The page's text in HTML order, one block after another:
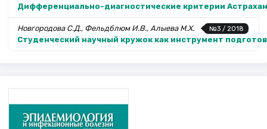
Дифференциально-диагностические критерии
№3 / 2018
Новгородова С.Д., Фельдблюм И.В., Алыева М.Х.
Студенческий научный кружок как инструмент